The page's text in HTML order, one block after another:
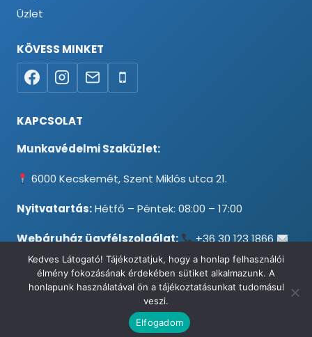
Üzlet
KÖVESS MINKET
KAPCSOLAT
Munkavédelmi Szaküzlet:
6000 Kecskemét, Szent Miklós utca 21.
Nyitvatartás:Hétfő – Péntek: 08:00 – 17:00
Webáruház ügyfélszolgálat:
+36 30 123 1866
info@testpancel.hu
© 2026 Munkavédelmi és Ruházati Webáruház - Minden jog
Kedves Látogató! Tájékoztatjuk, hogy a honlap felhasználói
élmény fokozásának érdekében sütiket alkalmazunk. A
honlapunk használatával ön a tájékoztatásunkat tudomásul
veszi.
Elfogadom